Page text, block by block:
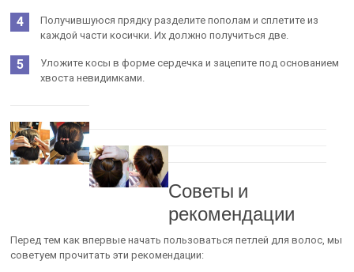
Получившуюся прядку разделите пополам и сплетите из
каждой части косички. Их должно получиться две.
Уложите косы в форме сердечка и зацепите под основанием
хвоста невидимками.
Советы и
рекомендации
Перед тем как впервые начать пользоваться петлей для волос, мы
советуем прочитать эти рекомендации: